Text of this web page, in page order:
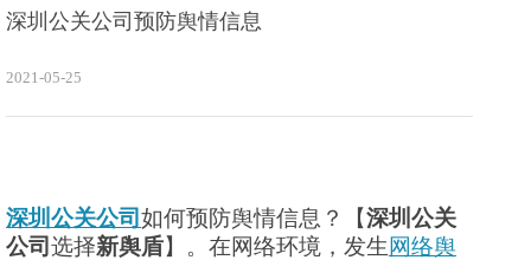
深圳公关公司预防舆情信息
2021-05-25
深圳公关公司如何预防舆情信息？【深圳公关
公司选择新舆盾】。在网络环境，发生 网络舆